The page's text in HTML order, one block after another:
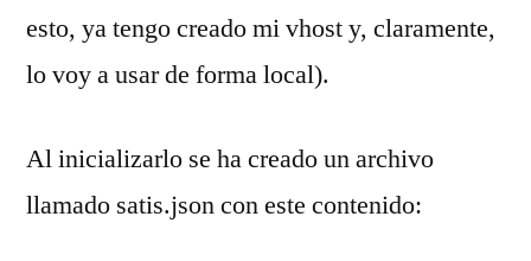
esto, ya tengo creado mi vhost y, claramente,
lo voy a usar de forma local).
Al inicializarlo se ha creado un archivo
llamado satis.json con este contenido: